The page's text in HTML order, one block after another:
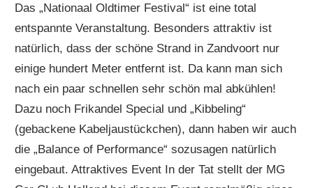
Das „Nationaal Oldtimer Festival“ ist eine total
entspannte Veranstaltung. Besonders attraktiv ist
natürlich, dass der schöne Strand in Zandvoort nur
einige hundert Meter entfernt ist. Da kann man sich
nach ein paar schnellen sehr schön mal abkühlen!
Dazu noch Frikandel Special und „Kibbeling“
(gebackene Kabeljaustückchen), dann haben wir auch
die „Balance of Performance“ sozusagen natürlich
eingebaut. Attraktives Event In der Tat stellt der MG